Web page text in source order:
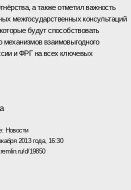
а также отметил важность
межгосударственных консультаций
будут способствовать
взаимовыгодного
и ФРГ на всех ключевых
Новости
2013 года, 16:30
d/19850